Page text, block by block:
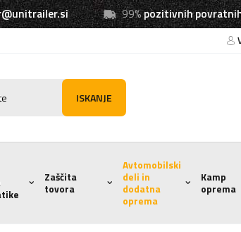
99%pozitivnih
ISKANJE
Zaščita
tovora
Avtomobilski
deli in
dodatna
oprema
Kamp
oprema